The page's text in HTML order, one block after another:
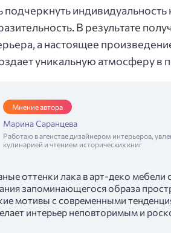
В результате
а настоящее
уникальную атмосферу в
Мнение автора
Марина Саранцева
Работаю в агенстве дизайнером интерьеров,
кулинарией и чтением исторических книг
оттенки лака в арт-деко
запоминающегося образа
мотивы с современными
интерьер неповторимым и